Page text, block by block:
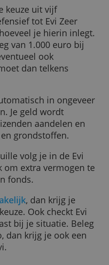
fondsen te kiezen en
je keuze uit vijf
tot Evi Zeer
hoeveel je hierin
van 1.000 euro
eventueel ook
automatisch in
Je geld wordt
aandelen
en grondstoffen.
volg je in de